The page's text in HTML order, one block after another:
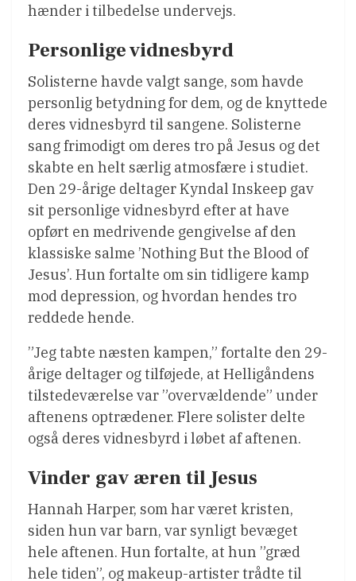
hænder i tilbedelse undervejs.
Personlige vidnesbyrd
Solisterne havde valgt sange, som havde
personlig betydning for dem, og de knyttede
deres vidnesbyrd til sangene. Solisterne
sang frimodigt om deres tro på Jesus og det
skabte en helt særlig atmosfære i studiet.
Den 29-årige deltager Kyndal Inskeep gav
sit personlige vidnesbyrd efter at have
opført en medrivende gengivelse af den
klassiske salme ’Nothing But the Blood of
Jesus’. Hun fortalte om sin tidligere kamp
mod depression, og hvordan hendes tro
reddede hende.
”Jeg tabte næsten kampen,” fortalte den 29-
årige deltager og tilføjede, at Helligåndens
tilstedeværelse var ”overvældende” under
aftenens optrædener. Flere solister delte
også deres vidnesbyrd i løbet af aftenen.
Vinder gav æren til Jesus
Hannah Harper, som har været kristen,
siden hun var barn, var synligt bevæget
hele aftenen. Hun fortalte, at hun ”græd
hele tiden”, og makeup-artister trådte til